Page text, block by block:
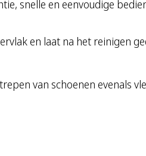
snelle en eenvoudige
en laat na het reinigen
van schoenen evenals